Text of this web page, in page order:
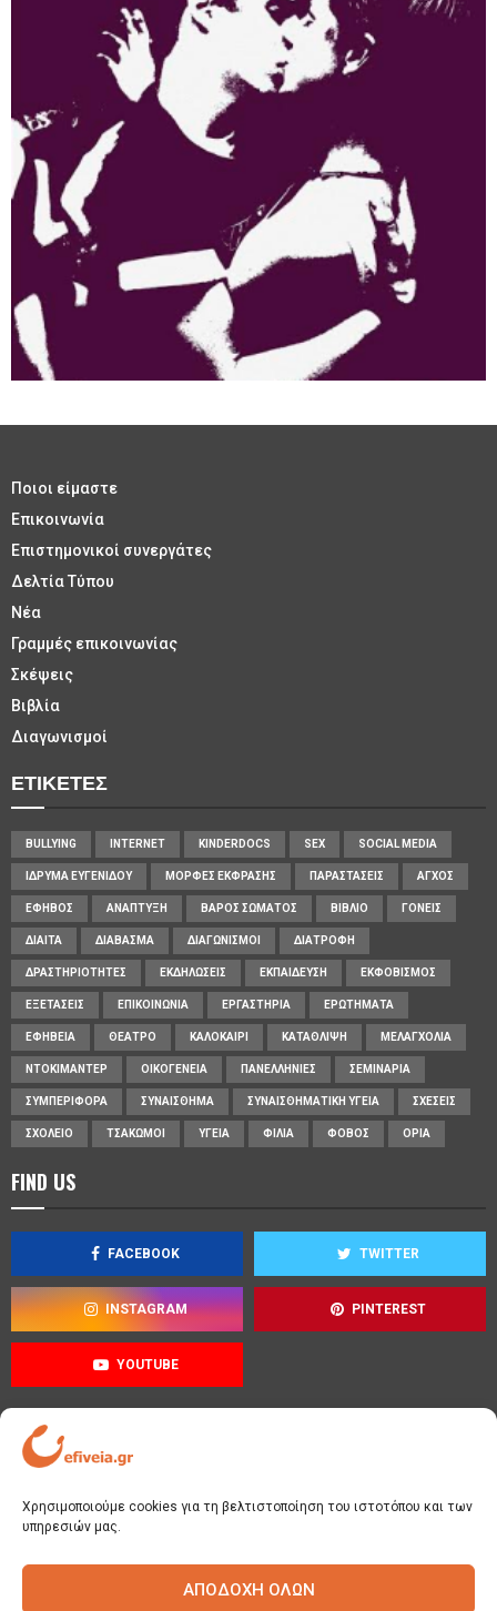
Χρησιμοποιούμε cookies για τη βελτιστοποίηση του ιστοτόπου και των
υπηρεσιών μας.
ΑΠΟΔΟΧΉ ΌΛΩΝ
Ποιοι είμαστε
Επικοινωνία
Επιστημονικοί συνεργάτες
Δελτία Τύπου
Νέα
Γραμμές επικοινωνίας
Σκέψεις
Βιβλία
Διαγωνισμοί
ΕΤΙΚΈΤΕΣ
BULLYING INTERNET KINDERDOCS SEX SOCIAL MEDIA
ΊΔΡΥΜΑ ΕΥΓΕΝΊΔΟΥ ΜΟΡΦΈΣ ΈΚΦΡΑΣΗΣ ΠΑΡΑΣΤΆΣΕΙΣ ΆΓΧΟΣ
ΈΦΗΒΟΣ ΑΝΆΠΤΥΞΗ ΒΆΡΟΣ ΣΏΜΑΤΟΣ ΒΙΒΛΊΟ ΓΟΝΕΊΣ
ΔΊΑΙΤΑ ΔΙΆΒΑΣΜΑ ΔΙΑΓΩΝΙΣΜΟΊ ΔΙΑΤΡΟΦΉ
ΔΡΑΣΤΗΡΙΌΤΗΤΕΣ ΕΚΔΗΛΏΣΕΙΣ ΕΚΠΑΊΔΕΥΣΗ ΕΚΦΟΒΙΣΜΌΣ
ΕΞΕΤΆΣΕΙΣ ΕΠΙΚΟΙΝΩΝΊΑ ΕΡΓΑΣΤΉΡΙΑ ΕΡΩΤΉΜΑΤΑ
ΕΦΗΒΕΊΑ ΘΈΑΤΡΟ ΚΑΛΟΚΑΊΡΙ ΚΑΤΆΘΛΙΨΗ ΜΕΛΑΓΧΟΛΊΑ
ΝΤΟΚΙΜΑΝΤΈΡ ΟΙΚΟΓΈΝΕΙΑ ΠΑΝΕΛΛΉΝΙΕΣ ΣΕΜΙΝΆΡΙΑ
ΣΥΜΠΕΡΙΦΟΡΆ ΣΥΝΑΊΣΘΗΜΑ ΣΥΝΑΙΣΘΗΜΑΤΙΚΉ ΥΓΕΊΑ ΣΧΈΣΕΙΣ
ΣΧΟΛΕΊΟ ΤΣΑΚΩΜΟΊ ΥΓΕΊΑ ΦΙΛΊΑ ΦΌΒΟΣ ΌΡΙΑ
FIND US
FACEBOOK TWITTER
INSTAGRAM PINTEREST
YOUTUBE
Όροι χρήσης